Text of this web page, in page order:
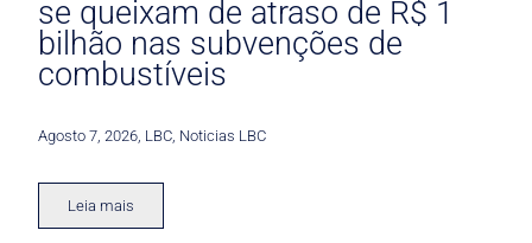
se queixam de atraso de R$ 1
bilhão nas subvenções de
combustíveis
Agosto 7, 2026 LBC Noticias LBC
Leia mais